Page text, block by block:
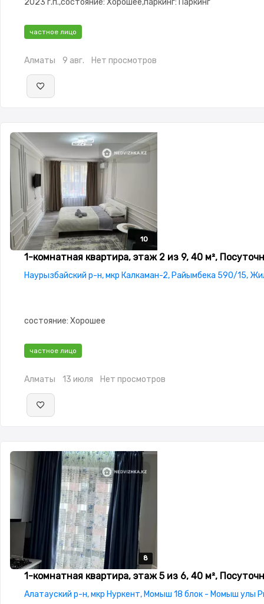
2023 г.п.,состояние: Хорошее,паркинг: Паркинг
частное лицо
Алматы 9 авг. Нет просмотров
10
10
10
10
10
1-комнатная квартира, этаж 2 из 9, 40 м²,
Наурызбайский р-н, мкр Калкаман-2, Райымбека 590/15,
состояние: Хорошее
частное лицо
Алматы 13 июля Нет просмотров
8
8
8
8
8
1-комнатная квартира, этаж 5 из 6, 40 м²,
Алатауский р-н, мкр Нуркент, Момыш 18 блок - Момыш улы